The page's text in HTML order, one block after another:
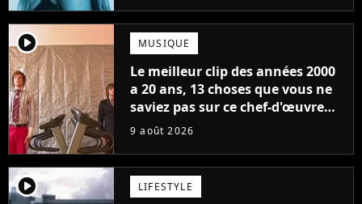
player2 MUSIQUE
Le meilleur clip des années 2000
a 20 ans, 13 choses que vous ne
saviez pas sur ce chef-d'œuvre
qui a révolutionné YouTube
9 août 2026
player2 LIFESTYLE